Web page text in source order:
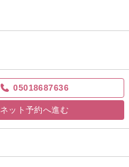
05018687636
ネット予約へ進む